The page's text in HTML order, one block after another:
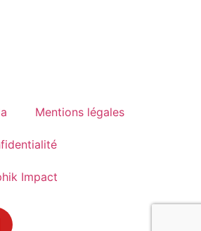
Mentions légales
Impact